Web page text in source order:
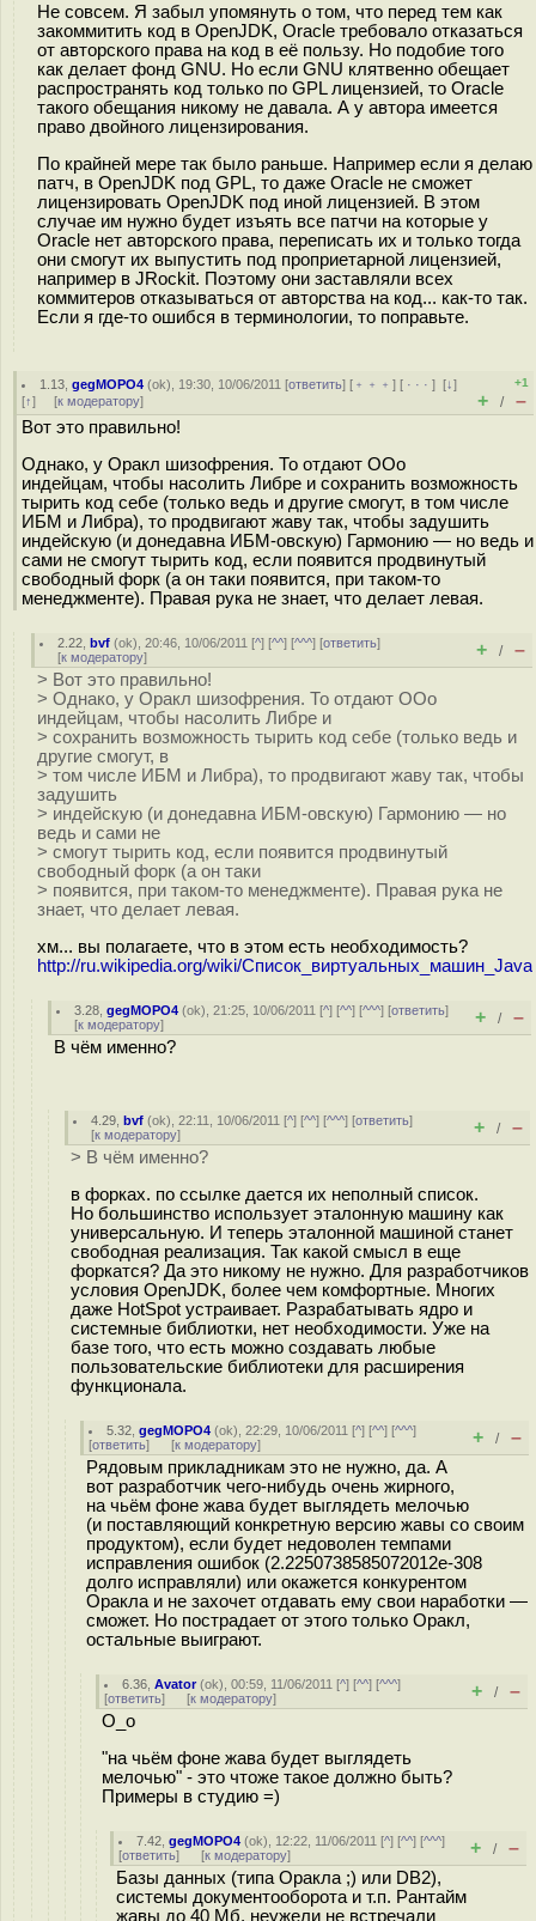
Не совсем. Я забыл упомянуть о том, что перед тем как
закоммитить код в OpenJDK, Oracle требовало отказаться
от авторского права на код в её пользу. Но подобие того
как делает фонд GNU. Но если GNU клятвенно обещает
распространять код только по GPL лицензией, то Oracle
такого обещания никому не давала. А у автора имеется
право двойного лицензирования.
По крайней мере так было раньше. Например если я делаю
патч, в OpenJDK под GPL, то даже Oracle не сможет
лицензировать OpenJDK под иной лицензией. В этом
случае им нужно будет изъять все патчи на которые у
Oracle нет авторского права, переписать их и только тогда
они смогут их выпустить под проприетарной лицензией,
например в JRockit. Поэтому они заставляли всех
коммитеров отказываться от авторства на код... как-то так.
Если я где-то ошибся в терминологии, то поправьте.
1.13 ,gegMOPO4 (ok), 19:30, 10/06/2011 [ответить] [ ﹢﹢﹢] [ · · ·][↓]
[↑] [к модератору]
+1
+ / –
Вот это правильно!
Однако, у Оракл шизофрения. То отдают ООо
индейцам, чтобы насолить Либре и сохранить возможность
тырить код себе (только ведь и другие смогут, в том числе
ИБМ и Либра), то продвигают жаву так, чтобы задушить
индейскую (и донедавна ИБМ-овскую) Гармонию — но ведь и
сами не смогут тырить код, если появится продвинутый
свободный форк (а он таки появится, при таком-то
менеджменте). Правая рука не знает, что делает левая.
2.22 ,bvf (ok), 20:46, 10/06/2011 [^] [^^] [^^^] [ответить]
[к модератору] + / –
> Вот это правильно!
> Однако, у Оракл шизофрения. То отдают ООо
индейцам, чтобы насолить Либре и
> сохранить возможность тырить код себе (только ведь и
другие смогут, в
> том числе ИБМ и Либра), то продвигают жаву так, чтобы
задушить
> индейскую (и донедавна ИБМ-овскую) Гармонию — но
ведь и сами не
> смогут тырить код, если появится продвинутый
свободный форк (а он таки
> появится, при таком-то менеджменте). Правая рука не
знает, что делает левая.
хм... вы полагаете, что в этом есть необходимость?
http://ru.wikipedia.org/wiki/Список_виртуальных_машин_Java
3.28 ,gegMOPO4 (ok), 21:25, 10/06/2011 [^] [^^] [^^^] [ответить]
[к модератору] + / –
В чём именно?
4.29 ,bvf (ok), 22:11, 10/06/2011 [^] [^^] [^^^] [ответить]
[к модератору] + / –
> В чём именно?
в форках. по ссылке дается их неполный список.
Но большинство использует эталонную машину как
универсальную. И теперь эталонной машиной станет
свободная реализация. Так какой смысл в еще
форкатся? Да это никому не нужно. Для разработчиков
условия OpenJDK, более чем комфортные. Многих
даже HotSpot устраивает. Разрабатывать ядро и
системные библиотки, нет необходимости. Уже на
базе того, что есть можно создавать любые
пользовательские библиотеки для расширения
функционала.
5.32 ,gegMOPO4 (ok), 22:29, 10/06/2011 [^] [^^] [^^^]
[ответить] [к модератору] + / –
Рядовым прикладникам это не нужно, да. А
вот разработчик чего-нибудь очень жирного,
на чьём фоне жава будет выглядеть мелочью
(и поставляющий конкретную версию жавы со своим
продуктом), если будет недоволен темпами
исправления ошибок (2.2250738585072012e-308
долго исправляли) или окажется конкурентом
Оракла и не захочет отдавать ему свои наработки —
сможет. Но пострадает от этого только Оракл,
остальные выиграют.
6.36 ,Avator(ok), 00:59, 11/06/2011 [^] [^^] [^^^]
[ответить] [к модератору] + / –
O_o
"на чьём фоне жава будет выглядеть
мелочью" - это чтоже такое должно быть?
Примеры в студию =)
7.42 ,gegMOPO4 (ok), 12:22, 11/06/2011 [^] [^^] [^^^]
[ответить] [к модератору] + / –
Базы данных (типа Оракла ;) или DB2),
системы документооборота и т.п. Рантайм
жавы до 40 Мб, неужели не встречали